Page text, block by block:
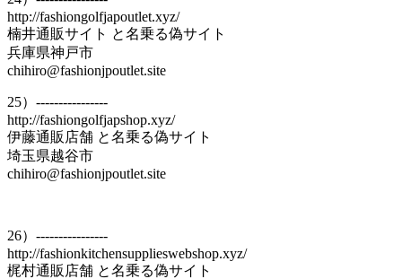
http://fashiongolfjapoutlet.xyz/
楠井通販サイト と名乗る偽サイト
兵庫県神戸市
chihiro@fashionjpoutlet.site
25）----------------
http://fashiongolfjapshop.xyz/
伊藤通販店舗 と名乗る偽サイト
埼玉県越谷市
chihiro@fashionjpoutlet.site
26）----------------
http://fashionkitchensupplieswebshop.xyz/
梶村通販店舗 と名乗る偽サイト